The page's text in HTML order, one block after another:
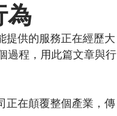
為
提供的服務正在經歷大
過程，用此篇文章與行
正在顛覆整個產業，傳